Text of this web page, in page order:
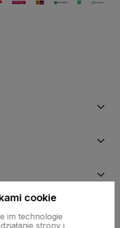
cookie
im technologie
strony i